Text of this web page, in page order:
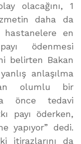
olacağını, 1
daha da
hastanelere en
ödenmesi
belirten Bakan
anlaşılma
olumlu bir
önce tedavi
payı öderken,
yapıyor” dedi.
itirazlarını da